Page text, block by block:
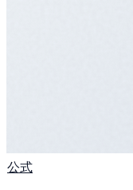
公式